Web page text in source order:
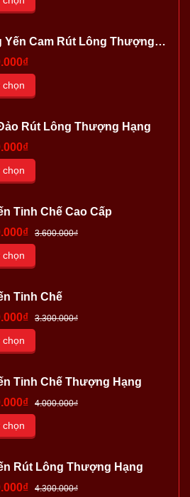
Yến Cam Rút Lông Thượng
chọn
Rút Lông Thượng Hạng
chọn
Tinh Chế Cao Cấp
3.600.000₫
chọn
Tinh Chế
3.300.000₫
chọn
Tinh Chế Thượng Hạng
4.000.000₫
chọn
Rút Lông Thượng Hạng
4.300.000₫